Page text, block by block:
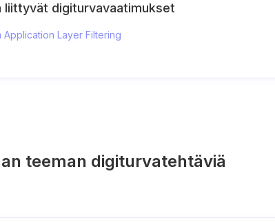
liittyvät digiturvavaatimukset
Application Layer Filtering
teeman digiturvatehtäviä